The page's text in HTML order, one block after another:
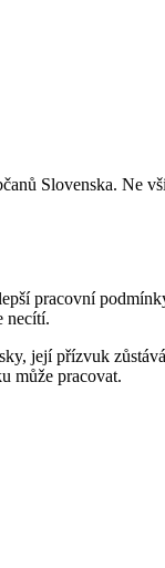
Slovenska. Ne
pracovní
necítí.
její přízvuk
může pracovat.